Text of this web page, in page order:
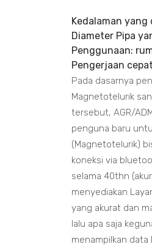
Kedalaman
Diameter Pipa
Penggunaan:
Pengerjaan
Pada dasarnya
Magnetotelurik
tersebut, AGR/
penguna baru
(Magnetotelurik)
koneksi via
selama 40thn
menyediakan
yang akurat dan
lalu apa saja
menampilkan